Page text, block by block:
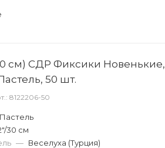
см) СДР Фиксики Новенькие,
50 шт.
8122206-50
Пастель
30 см
— Веселуха (Турция)